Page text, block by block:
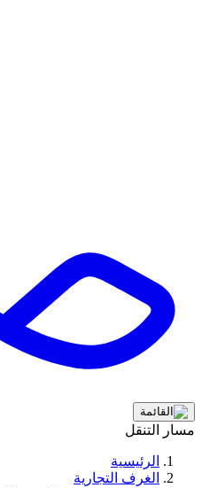
مسار التنقل
الرئيسية
الغرف التجارية